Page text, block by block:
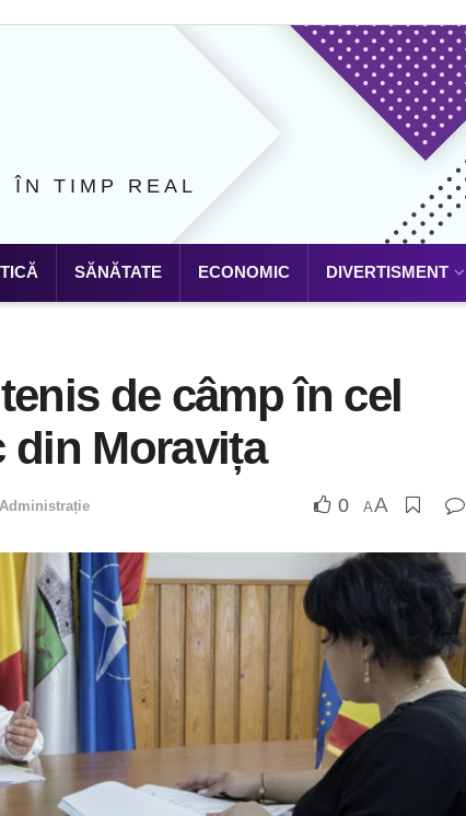
ÎN TIMP REAL
SĂNĂTATE ECONOMIC DIVERTISMENT
de câmp în cel
din Moravița
Administrație 0 AA